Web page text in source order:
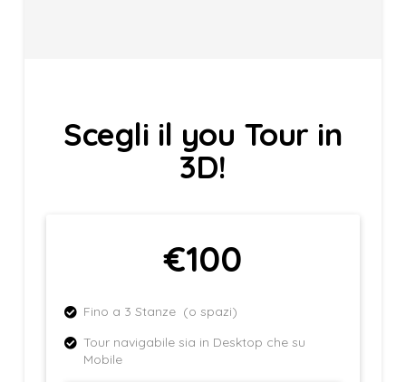
Scegli il you Tour in
3D!
€100
Fino a 3 Stanze (o spazi)
Tour navigabile sia in Desktop che su
Mobile